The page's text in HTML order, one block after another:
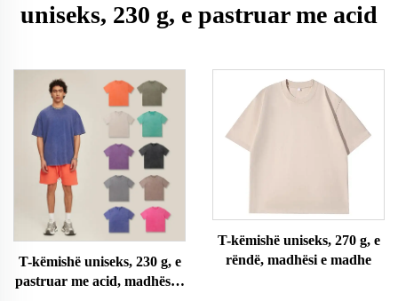
uniseks, 230 g, e pastruar me acid
T-këmishë uniseks, 230 g, e
pastruar me acid, madhësi e
T-këmishë uniseks, 270 g, e
rëndë, madhësi e madhe